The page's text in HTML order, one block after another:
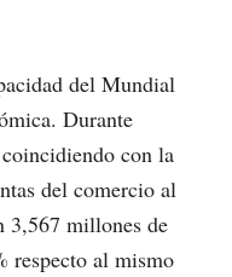
del Mundial
Durante
con la
del comercio al
3,567 millones de
respecto al mismo